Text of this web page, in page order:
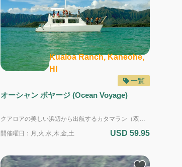
Kualoa Ranch, Kaneohe,
HI
一覧
オーシャン ボヤージ (Ocean Voyage)
クアロアの美しい浜辺から出航するカタマラン（双胴船）に乗り、穏やかなカネオヘ湾を巡る海上クルーズへ。 まずは、約800年の歴史を持つハワイの古代水産養殖の代表例「モリイ養魚池」を渡り、ハワイ先住民が大切にしてきたサステナブルな漁業の知恵や、現在も続く養魚池とカキ養殖の管理方法について学びます。 その後、クアロアのプライベートビーチ「シークレット・アイランド」からカタマランに乗船し、カネオヘ湾の海上ツアーに出発。 ボートからは、エメラルドグリーンに輝く海と、海越しに望むコオラウ山脈、モコリイ島（チャイナマンズ・ハット）、ハキプウ渓谷、クアロア渓谷など、クアロアならではの壮大な景色をお楽しみいただけます。 航行ルートによっては、サンゴ礁エリアで息継ぎのために顔を出すウミガメに出会えることも。 360度見渡せるデッキでは、ハワイの心地よい海風を感じながら、ゆったりとしたクルージングを満喫できます。 またツアー中には、古代ハワイアンが星や自然を頼りに長い航海を成し遂げてきた伝統的な航海術や、クアロアに伝わる神話や歴史についての解説もあり、自然・文化・学びが一体となった体験が楽しめるのも、このオーシャン・ボヤージの魅力です。 ＜複数のツアーを申し込む場合の注意事項＞ ・それぞれのツアーを一つずつ別々にお申し込みください。 ・ツアーの終了予定時間から次のツアーの受付開始時間までの間を、最低でも15分以上空けてください。 ・送迎を希望する場合は、開始時間が早い方のツアーにだけ送迎を付け、早いツアーの開始時間に間に合うように送迎を選択してください。
開催曜日：月,火,水,木,金,土 USD 59.95